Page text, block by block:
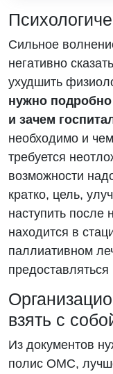
Сильное
негативно
ухудшить
нужно подробно
и зачем
необходимо и
требуется
возможности
кратко, цель,
наступить после
находится в
паллиативном
взять с
Из документов
полис ОМС,